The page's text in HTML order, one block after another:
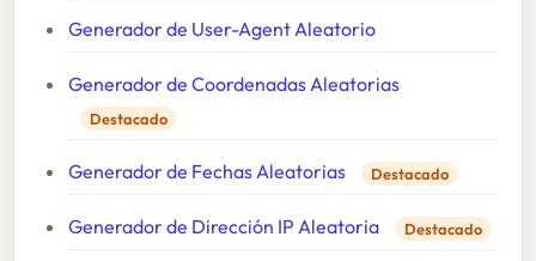
Generador de User-Agent Aleatorio
Generador de Coordenadas Aleatorias
Destacado
Generador de Fechas Aleatorias Destacado
Generador de Dirección IP Aleatoria Destacado